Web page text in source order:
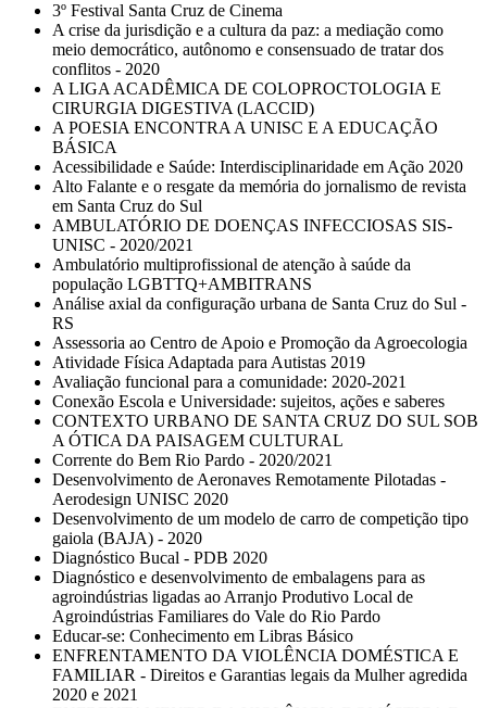
3º Festival Santa Cruz de Cinema
A crise da jurisdição e a cultura da paz: a mediação como
meio democrático, autônomo e consensuado de tratar dos
conflitos - 2020
A LIGA ACADÊMICA DE COLOPROCTOLOGIA E
CIRURGIA DIGESTIVA (LACCID)
A POESIA ENCONTRA A UNISC E A EDUCAÇÃO
BÁSICA
Acessibilidade e Saúde: Interdisciplinaridade em Ação 2020
Alto Falante e o resgate da memória do jornalismo de revista
em Santa Cruz do Sul
AMBULATÓRIO DE DOENÇAS INFECCIOSAS SIS-
UNISC - 2020/2021
Ambulatório multiprofissional de atenção à saúde da
população LGBTTQ+AMBITRANS
Análise axial da configuração urbana de Santa Cruz do Sul -
RS
Assessoria ao Centro de Apoio e Promoção da Agroecologia
Atividade Física Adaptada para Autistas 2019
Avaliação funcional para a comunidade: 2020-2021
Conexão Escola e Universidade: sujeitos, ações e saberes
CONTEXTO URBANO DE SANTA CRUZ DO SUL SOB
A ÓTICA DA PAISAGEM CULTURAL
Corrente do Bem Rio Pardo - 2020/2021
Desenvolvimento de Aeronaves Remotamente Pilotadas -
Aerodesign UNISC 2020
Desenvolvimento de um modelo de carro de competição tipo
gaiola (BAJA) - 2020
Diagnóstico Bucal - PDB 2020
Diagnóstico e desenvolvimento de embalagens para as
agroindústrias ligadas ao Arranjo Produtivo Local de
Agroindústrias Familiares do Vale do Rio Pardo
Educar-se: Conhecimento em Libras Básico
ENFRENTAMENTO DA VIOLÊNCIA DOMÉSTICA E
FAMILIAR - Direitos e Garantias legais da Mulher agredida
2020 e 2021